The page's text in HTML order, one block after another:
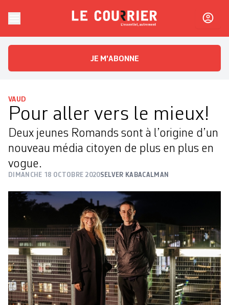
Le CourrierL'essentiel, autrement
JE M'ABONNE
VAUD
Pour aller vers le mieux!
Deux jeunes Romands sont à l’origine d’un
nouveau média citoyen de plus en plus en
vogue.
DIMANCHE 18 OCTOBRE 2020SELVER KABACALMAN